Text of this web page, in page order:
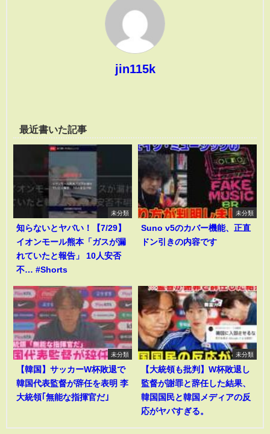
jin115k
最近書いた記事
未分類
知らないとヤバい！【7/29】
イオンモール熊本「ガスが漏
れていたと報告」 10人安否
不… #Shorts
未分類
Suno v5のカバー機能、正直
ドン引きの内容です
未分類
【韓国】サッカーW杯敗退で
韓国代表監督が辞任を表明 李
大統領｢無能な指揮官だ｣
未分類
【大統領も批判】W杯敗退し
監督が謝罪と辞任した結果、
韓国国民と韓国メディアの反
応がヤバすぎる。